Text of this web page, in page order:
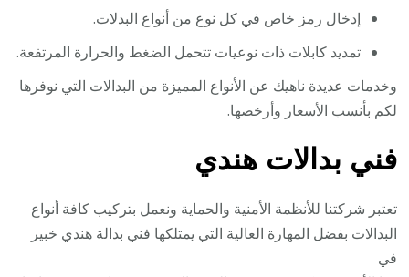
إدخال رمز خاص في كل نوع من أنواع البدلات.
تمديد كابلات ذات نوعيات تتحمل الضغط والحرارة المرتفعة.
وخدمات عديدة ناهيك عن الأنواع المميزة من البدالات التي نوفرها
لكم بأنسب الأسعار وأرخصها.
فني بدالات هندي
تعتبر شركتنا للأنظمة الأمنية والحماية ونعمل بتركيب كافة أنواع
البدالات بفضل المهارة العالية التي يمتلكها فني بدالة هندي خبير
في